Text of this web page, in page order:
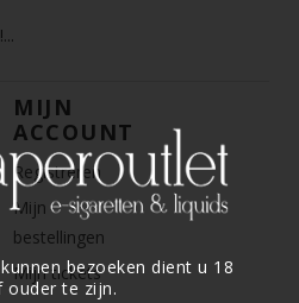
bezoeken dient u 18
ouder te zijn.
MIJN
ACCOUNT
Registreren
Mijn
bestellingen
Mijn tickets